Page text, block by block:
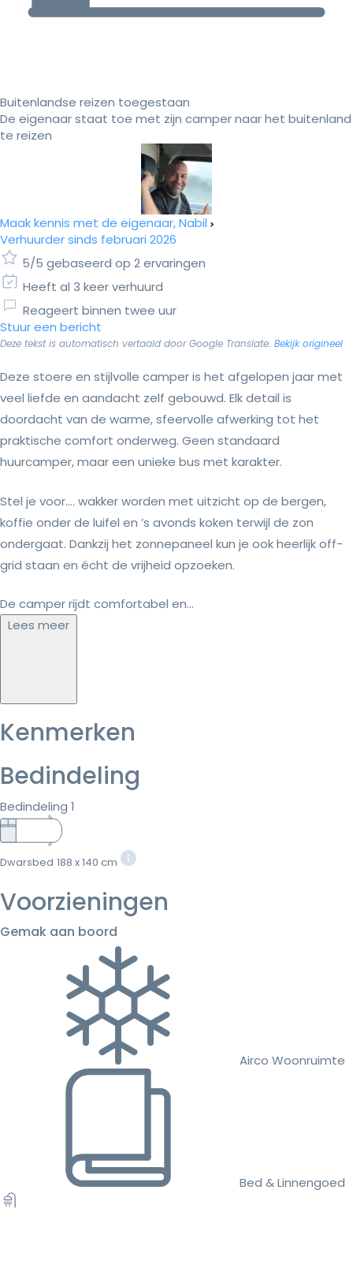
Buitenlandse reizen toegestaan
De eigenaar staat toe met zijn camper naar het buitenland
te reizen
Maak kennis met de eigenaar, Nabil
Verhuurder sinds februari 2026
5/5 gebaseerd op 2 ervaringen
Heeft al 3 keer verhuurd
Reageert binnen twee uur
Stuur een bericht
Deze tekst is automatisch vertaald door Google Translate. Bekijk origineel
Deze stoere en stijlvolle camper is het afgelopen jaar met
veel liefde en aandacht zelf gebouwd. Elk detail is
doordacht van de warme, sfeervolle afwerking tot het
praktische comfort onderweg. Geen standaard
huurcamper, maar een unieke bus met karakter.
Stel je voor…. wakker worden met uitzicht op de bergen,
koffie onder de luifel en ’s avonds koken terwijl de zon
ondergaat. Dankzij het zonnepaneel kun je ook heerlijk off-
grid staan en écht de vrijheid opzoeken.
De camper rijdt comfortabel en...
Lees meer
Kenmerken
Bedindeling
Bedindeling 1
Dwarsbed 188 x 140 cm
Voorzieningen
Gemak aan boord
Airco Woonruimte
Bed & Linnengoed